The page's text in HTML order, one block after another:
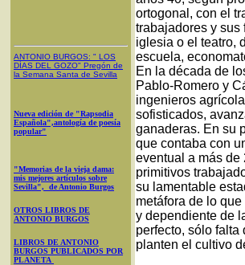
ANTONIO BURGOS: " LOS
DÍAS DEL GOZO" Pregón de
la Semana Santa de Sevilla
Nueva edición de "Rapsodia
Española",antología de poesía
popular"
"Memorias de la vieja dama:
mis mejores artículos sobre
Sevilla", de Antonio Burgos
OTROS LIBROS DE
ANTONIO BURGOS
LIBROS DE ANTONIO
BURGOS PUBLICADOS POR
PLANETA
ortogonal, con el
trabajadores y sus
iglesia o el teatro,
escuela,
En la década de
Pablo-Romero y
ingenieros
sofisticados,
ganaderas. En su
que contaba con
eventual a más
primitivos
su lamentable
metáfora de lo
y dependiente de
perfecto, sólo falta
planten el cultivo